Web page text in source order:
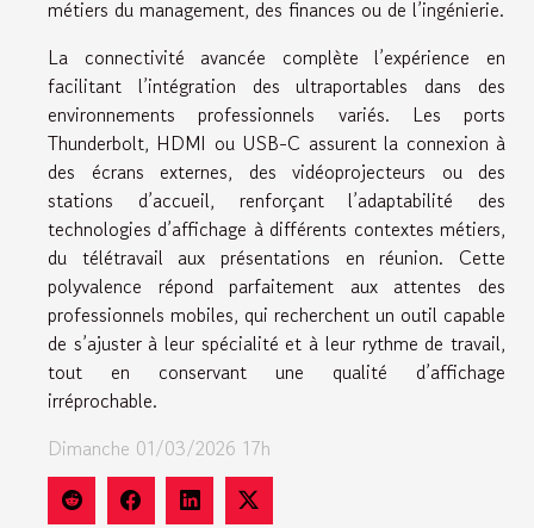
métiers du management, des finances ou de l’ingénierie.
La connectivité avancée complète l’expérience en
facilitant l’intégration des ultraportables dans des
environnements professionnels variés. Les ports
Thunderbolt, HDMI ou USB-C assurent la connexion à
des écrans externes, des vidéoprojecteurs ou des
stations d’accueil, renforçant l’adaptabilité des
technologies d’affichage à différents contextes métiers,
du télétravail aux présentations en réunion. Cette
polyvalence répond parfaitement aux attentes des
professionnels mobiles, qui recherchent un outil capable
de s’ajuster à leur spécialité et à leur rythme de travail,
tout en conservant une qualité d’affichage
irréprochable.
Dimanche 01/03/2026 17h